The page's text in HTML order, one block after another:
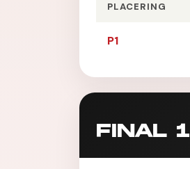
PLACERING
P1
FINAL 1